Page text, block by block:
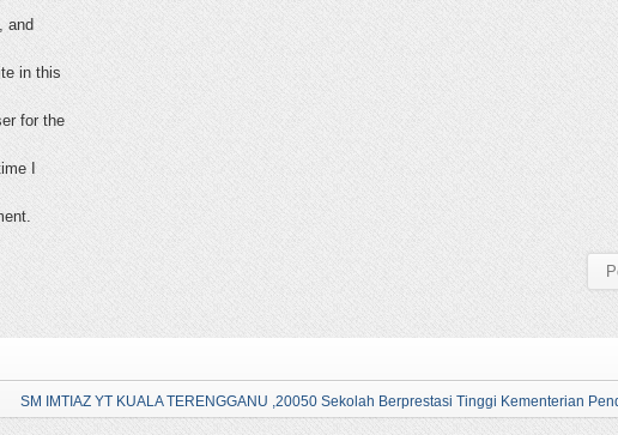
and
in this
for the
I
SM IMTIAZ YT KUALA TERENGGANU ,20050 Sekolah Berprestasi Tinggi Kementerian